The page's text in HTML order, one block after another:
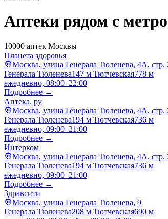
Аптеки рядом с
10000 аптек Москвы
Планета здоровья
Москва, улица Генерала Тюленева, 4А, стр.
Генерала Тюленева147 м Тютчевская778 м
ежедневно, 08:00–22:00
Подробнее →
Аптека. ру
Москва, улица Генерала Тюленева, 4А, стр.
Генерала Тюленева194 м Тютчевская736 м
ежедневно, 09:00–21:00
Подробнее →
Интерком
Москва, улица Генерала Тюленева, 4А, стр.
Генерала Тюленева194 м Тютчевская736 м
ежедневно, 09:00–21:00
Подробнее →
Здравсити
Москва, улица Генерала Тюленева, 9
Генерала Тюленева208 м Тютчевская690 м